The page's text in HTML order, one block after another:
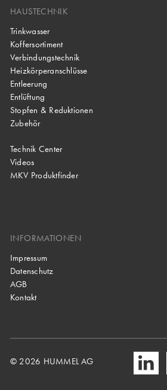
HAUSTECHNIK
Trinkwasser
Koffersortiment
Verbindungstechnik
Heizkörperanschlüsse
Entleerung
Entlüftung
Stopfen & Reduktionen
Zubehör
Technik Center
Videos
MKV Produktfinder
INFORMATIONEN
Impressum
Datenschutz
AGB
Kontakt
© 2026 HUMMEL AG